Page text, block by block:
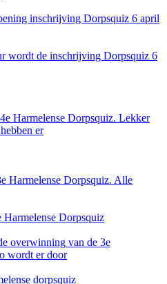
inschrijving Dorpsquiz 6 april
wordt de inschrijving Dorpsquiz 6
Harmelense Dorpsquiz. Lekker
er
Harmelense Dorpsquiz. Alle
Dorpsquiz
overwinning van de 3e
wordt er door
dorpsquiz